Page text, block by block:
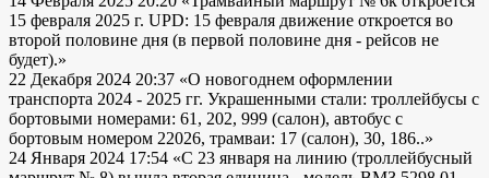
15 февраля 2025 г. UPD: 15 февраля движение откроется во
второй половине дня (в первой половине дня - рейсов не
будет).»
22 Декабря 2024 20:37 «О новогоднем оформлении
транспорта 2024 - 2025 гг. Украшенными стали: троллейбусы с
бортовыми номерами: 61, 202, 999 (салон), автобус с
бортовым номером 22026, трамваи: 17 (салон), 30, 186..»
24 Января 2024 17:54 «С 23 января на линию (троллейбусный